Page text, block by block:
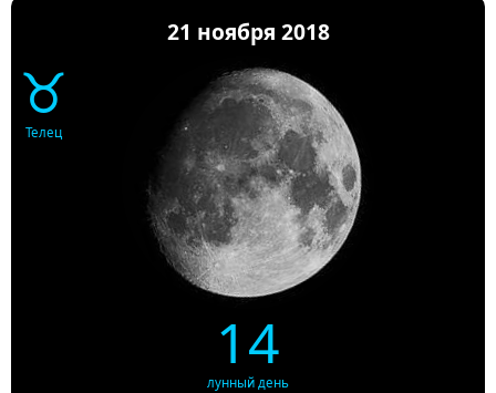
21 ноября 2018
♉
Телец
14
лунный день